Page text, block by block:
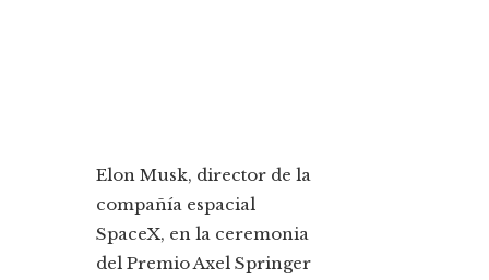
Elon Musk, director de la
compañía espacial
SpaceX, en la ceremonia
del Premio Axel Springer